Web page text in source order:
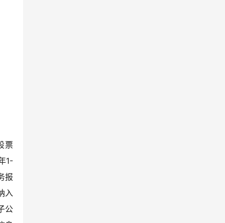
票
1-
报
入
公